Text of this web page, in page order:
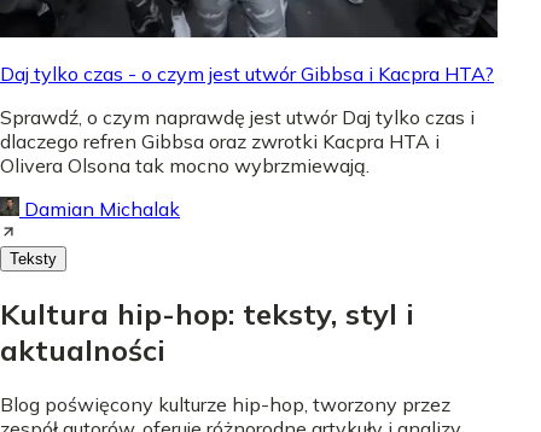
Daj tylko czas - o czym jest utwór Gibbsa i Kacpra HTA?
Sprawdź, o czym naprawdę jest utwór Daj tylko czas i
dlaczego refren Gibbsa oraz zwrotki Kacpra HTA i
Olivera Olsona tak mocno wybrzmiewają.
Damian Michalak
Teksty
Kultura hip-hop: teksty, styl i
aktualności
Blog poświęcony kulturze hip-hop, tworzony przez